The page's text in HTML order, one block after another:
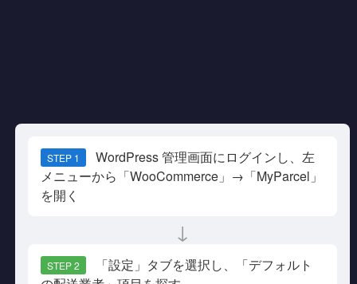
STEP 1
WordPress 管理画面にログインし、左
メニューから「WooCommerce」→「MyParcel」
を開く
↓
STEP 2
「設定」タブを選択し、「デフォルト